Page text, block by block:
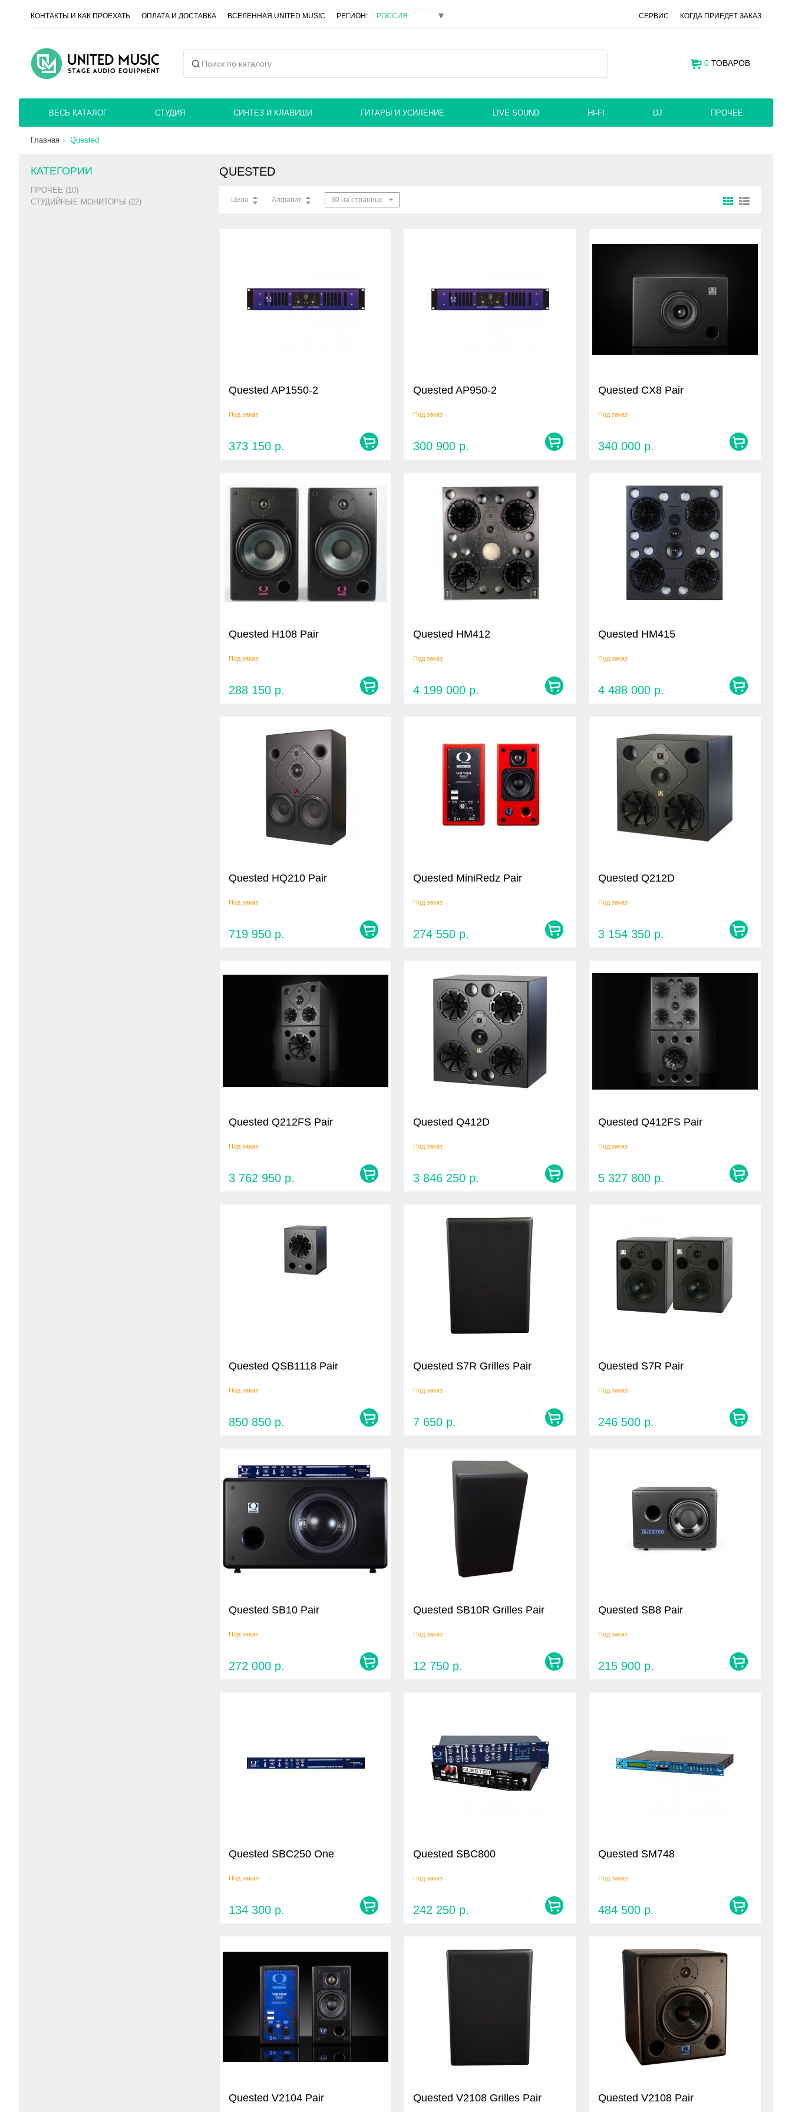
КОНТАКТЫ И КАК ПРОЕХАТЬ ОПЛАТА И ДОСТАВКА ВСЕЛЕННАЯ UNITED MUSIC РЕГИОН: СЕРВИС КОГДА ПРИЕДЕТ ЗАКАЗ
0 ТОВАРОВ
ВЕСЬ КАТАЛОГ СТУДИЯ СИНТЕЗ И КЛАВИШИ ГИТАРЫ И УСИЛЕНИЕ LIVE SOUND HI-FI DJ ПРОЧЕЕ
Главная Quested
КАТЕГОРИИ
ПРОЧЕЕ (10)
СТУДИЙНЫЕ МОНИТОРЫ (22)
QUESTED
Цена Алфавит 30 на странице
Quested AP1550-2
Под заказ
373 150 р.
Quested AP950-2
Под заказ
300 900 р.
Quested CX8 Pair
Под заказ
340 000 р.
Quested H108 Pair
Под заказ
288 150 р.
Quested HM412
Под заказ
4 199 000 р.
Quested HM415
Под заказ
4 488 000 р.
Quested HQ210 Pair
Под заказ
719 950 р.
Quested MiniRedz Pair
Под заказ
274 550 р.
Quested Q212D
Под заказ
3 154 350 р.
Quested Q212FS Pair
Под заказ
3 762 950 р.
Quested Q412D
Под заказ
3 846 250 р.
Quested Q412FS Pair
Под заказ
5 327 800 р.
Quested QSB1118 Pair
Под заказ
850 850 р.
Quested S7R Grilles Pair
Под заказ
7 650 р.
Quested S7R Pair
Под заказ
246 500 р.
Quested SB10 Pair
Под заказ
272 000 р.
Quested SB10R Grilles Pair
Под заказ
12 750 р.
Quested SB8 Pair
Под заказ
215 900 р.
Quested SBC250 One
Под заказ
134 300 р.
Quested SBC800
Под заказ
242 250 р.
Quested SM748
Под заказ
484 500 р.
Quested V2104 Pair Quested V2108 Grilles Pair Quested V2108 Pair